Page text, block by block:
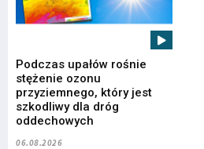
Podczas upałów rośnie
stężenie ozonu
przyziemnego, który jest
szkodliwy dla dróg
oddechowych
06.08.2026